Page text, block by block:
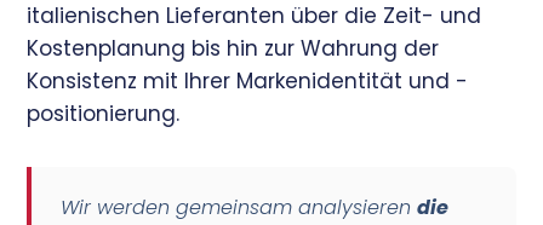
italienischen Lieferanten über die Zeit- und
Kostenplanung bis hin zur Wahrung der
Konsistenz mit Ihrer Markenidentität und -
positionierung.
Wir werden gemeinsam analysierendie